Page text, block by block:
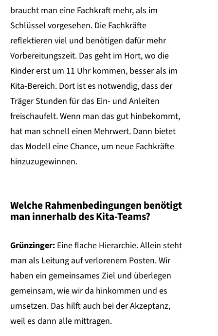
braucht man eine Fachkraft mehr, als im
Schlüssel vorgesehen. Die Fachkräfte
reflektieren viel und benötigen dafür mehr
Vorbereitungszeit. Das geht im Hort, wo die
Kinder erst um 11 Uhr kommen, besser als im
Kita-Bereich. Dort ist es notwendig, dass der
Träger Stunden für das Ein- und Anleiten
freischaufelt. Wenn man das gut hinbekommt,
hat man schnell einen Mehrwert. Dann bietet
das Modell eine Chance, um neue Fachkräfte
hinzuzugewinnen.
Welche Rahmenbedingungen benötigt
man innerhalb des Kita-Teams?
Grünzinger: Eine flache Hierarchie. Allein steht
man als Leitung auf verlorenem Posten. Wir
haben ein gemeinsames Ziel und überlegen
gemeinsam, wie wir da hinkommen und es
umsetzen. Das hilft auch bei der Akzeptanz,
weil es dann alle mittragen.